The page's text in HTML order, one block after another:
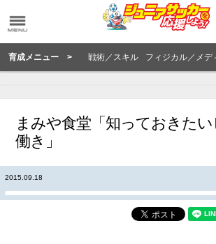
育成メニュー > 戦術／スキル フィジカル／メデ
まみや食堂「知っておきた
働き」
2015.09.18